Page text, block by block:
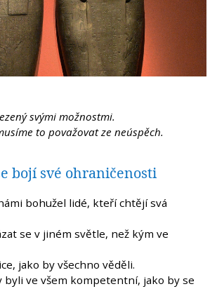
svými možnostmi.
to považovat ze neúspěch.
bojí své ohraničenosti
bohužel lidé, kteří chtějí svá
se v jiném světle, než kým ve
jako by všechno věděli.
byli ve všem kompetentní, jako by se